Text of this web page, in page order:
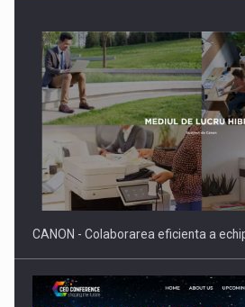
Producatorii si comerciantii care nu se
reglementari…
CANON - Colaborarea eficienta a